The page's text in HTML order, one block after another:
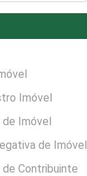
Imóvel
Imóvel
de Imóvel
Contribuinte